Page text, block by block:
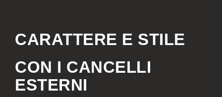
CARATTERE E STILE
CON I CANCELLI
ESTERNI